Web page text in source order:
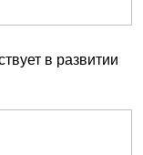
в развитии